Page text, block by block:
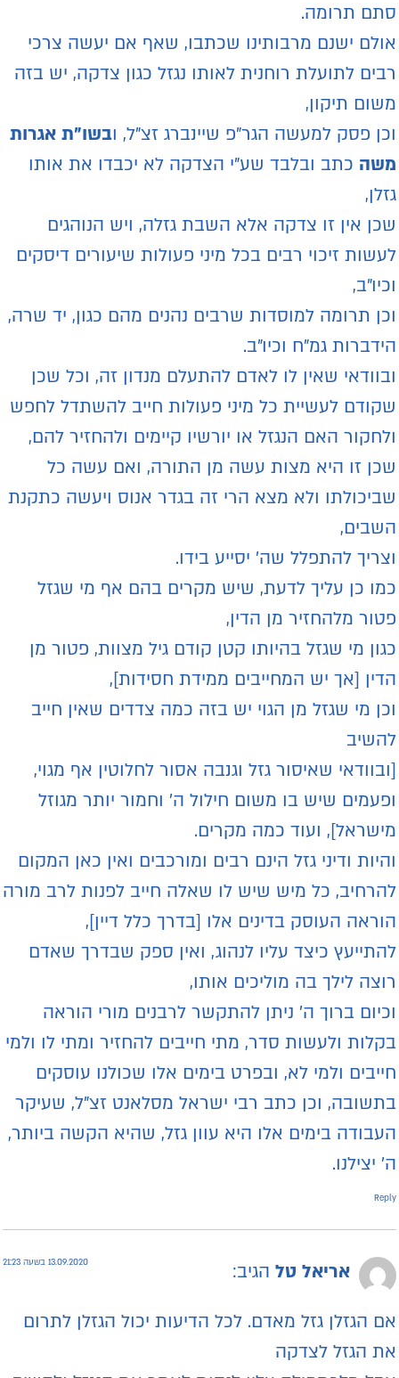
תרומה.
ישנם מרבותינו שכתבו, שאף אם יעשה צרכי
לתועלת רוחנית לאותו נגזל כגון צדקה, יש בזה
תיקון,
פסק למעשה הגר"פ שיינברג זצ"ל, ו בשו"ת אגרות
כתב ובלבד שע"י הצדקה לא יכבדו את אותו
אין זו צדקה אלא השבת גזלה, ויש הנוהגים
זיכוי רבים בכל מיני פעולות שיעורים דיסקים
תרומה למוסדות שרבים נהנים מהם כגון, יד שרה,
גמ"ח וכיו"ב.
שאין לו לאדם להתעלם מנדון זה, וכל שכן
לעשיית כל מיני פעולות חייב להשתדל לחפש
האם הנגזל או יורשיו קיימים ולהחזיר להם,
זו היא מצות עשה מן התורה, ואם עשה כל
ולא מצא הרי זה בגדר אנוס ויעשה כתקנת
להתפלל שה’ יסייע בידו.
כן עליך לדעת, שיש מקרים בהם אף מי שגזל
מלהחזיר מן הדין,
מי שגזל בהיותו קטן קודם גיל מצוות, פטור מן
[אך יש המחייבים ממידת חסידות],
מי שגזל מן הגוי יש בזה כמה צדדים שאין חייב
שאיסור גזל וגנבה אסור לחלוטין אף מגוי,
שיש בו משום חילול ה’ וחמור יותר מגוזל
ועוד כמה מקרים.
ודיני גזל הינם רבים ומורכבים ואין כאן המקום
כל מיש שיש לו שאלה חייב לפנות לרב מורה
העוסק בדינים אלו [בדרך כלל דיין],
כיצד עליו לנהוג, ואין ספק שבדרך שאדם
לילך בה מוליכים אותו,
ברוך ה’ ניתן להתקשר לרבנים מורי הוראה
ולעשות סדר, מתי חייבים להחזיר ומתי לו ולמי
ולמי לא, ובפרט בימים אלו שכולנו עוסקים
וכן כתב רבי ישראל מסלאנט זצ"ל, שעיקר
בימים אלו היא עוון גזל, שהיא הקשה ביותר,
יצילנו.
אריאל טל הגיב: 13.09.2020 בשעה 21:23
הגזלן גזל מאדם. לכל הדיעות יכול הגזלן לתרום
הגזל לצדקה